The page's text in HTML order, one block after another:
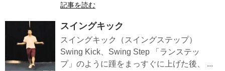
記事を読む
スイングキック
スイングキック（スイングステップ）
Swing Kick、Swing Step 「ランステッ
プ」のように踵をまっすぐに上げた後、 ...